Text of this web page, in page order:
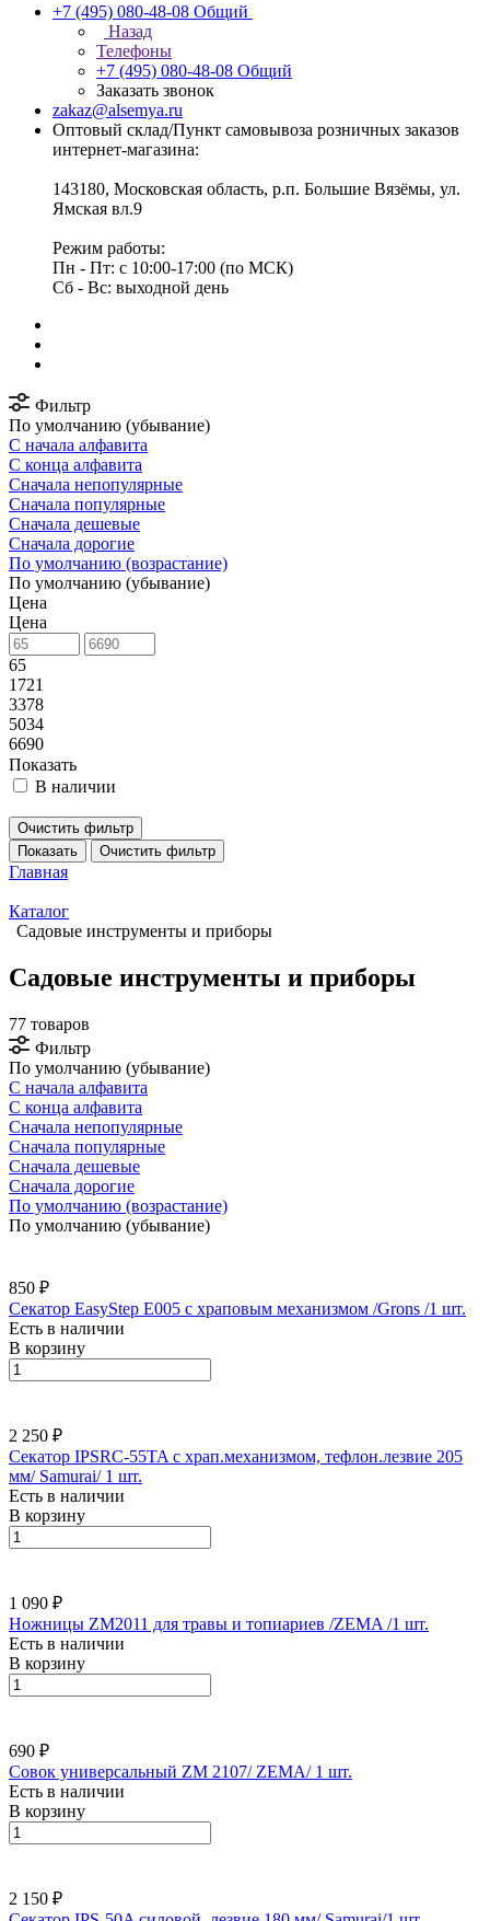
+7 (495) 080-48-08 Общий
Назад
Телефоны
+7 (495) 080-48-08 Общий
Заказать звонок
zakaz@alsemya.ru
Оптовый склад/Пункт самовывоза розничных заказов
интернет-магазина:
143180, Московская область, р.п. Большие Вязёмы, ул.
Ямская вл.9
Режим работы:
Пн - Пт: с 10:00-17:00 (по МСК)
Сб - Вс: выходной день
Фильтр
По умолчанию (убывание)
С начала алфавита
С конца алфавита
Сначала непопулярные
Сначала популярные
Сначала дешевые
Сначала дорогие
По умолчанию (возрастание)
По умолчанию (убывание)
Цена
Цена
65
1721
3378
5034
6690
Показать
В наличии
Очистить фильтр
Показать
Очистить фильтр
Главная
Каталог
Садовые инструменты и приборы
Садовые инструменты и приборы
77 товаров
Фильтр
По умолчанию (убывание)
С начала алфавита
С конца алфавита
Сначала непопулярные
Сначала популярные
Сначала дешевые
Сначала дорогие
По умолчанию (возрастание)
По умолчанию (убывание)
850 ₽
Секатор EasyStep Е005 с храповым механизмом /Grons /1 шт.
Есть в наличии
В корзину
2 250 ₽
Секатор IPSRC-55TA с храп.механизмом, тефлон.лезвие 205
мм/ Samurai/ 1 шт.
Есть в наличии
В корзину
1 090 ₽
Ножницы ZM2011 для травы и топиариев /ZEMA /1 шт.
Есть в наличии
В корзину
690 ₽
Совок универсальный ZM 2107/ ZEMA/ 1 шт.
Есть в наличии
В корзину
2 150 ₽